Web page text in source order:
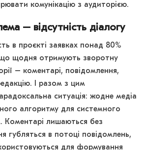
комунікацію з аудиторією.
– відсутність діалогу
в проєкті заявках понад 80%
щодня отримують зворотну
– коментарі, повідомлення,
І разом з цим
ситуація: жодне медіа
алгоритму для системного
Коментарі лишаються без
губляться в потоці повідомлень,
для формування